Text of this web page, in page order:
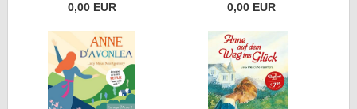
0,00 EUR 0,00 EUR